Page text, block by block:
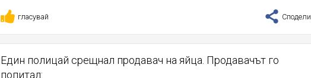
гласувай Сподели
Един полицай срещнал продавач на яйца. Продавачът го
попитал: